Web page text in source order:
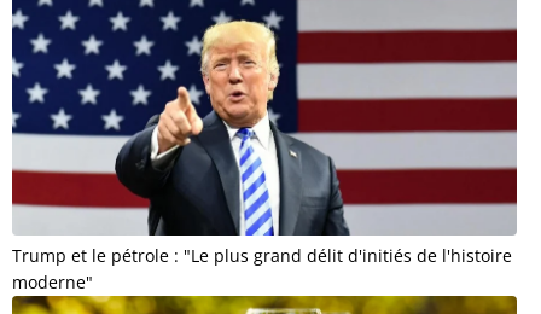
Trump et le pétrole : "Le plus grand délit d'initiés de l'histoire
moderne"